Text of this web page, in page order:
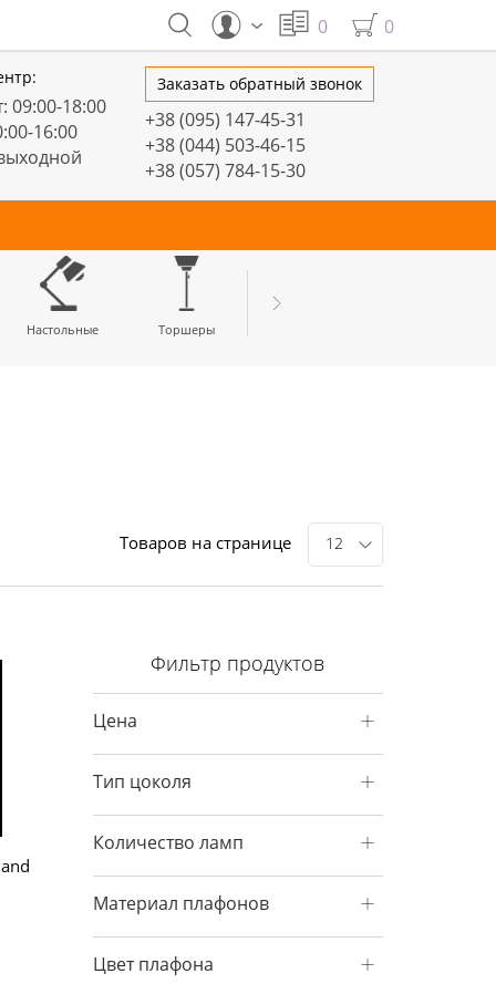
0 0
Заказать обратный звонок
+38 (095) 147-45-31
+38 (044) 503-46-15
+38 (057) 784-15-30
09:00-18:00
16:00
Настольные Торшеры
Товаров на странице 12
Фильтр продуктов
Цена
Тип цоколя
Количество ламп
Материал плафонов
Цвет плафона